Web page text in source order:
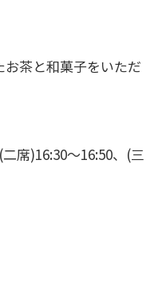
茶と和菓子をいただ
席)16:30～16:50、(三